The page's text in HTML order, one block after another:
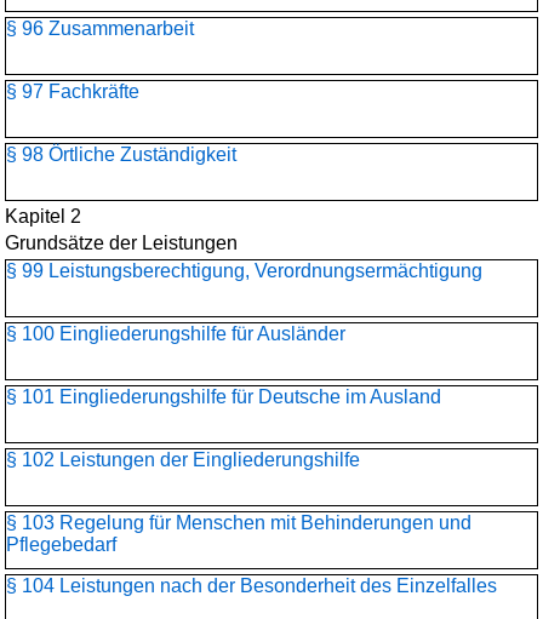
§ 96 Zusammenarbeit
§ 97 Fachkräfte
§ 98 Örtliche Zuständigkeit
Kapitel 2
Grundsätze der Leistungen
§ 99 Leistungsberechtigung, Verordnungsermächtigung
§ 100 Eingliederungshilfe für Ausländer
§ 101 Eingliederungshilfe für Deutsche im Ausland
§ 102 Leistungen der Eingliederungshilfe
§ 103 Regelung für Menschen mit Behinderungen und
Pflegebedarf
§ 104 Leistungen nach der Besonderheit des Einzelfalles